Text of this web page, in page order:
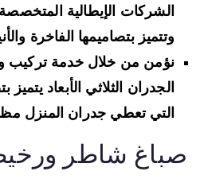
الشركات الإيطالية المتخصصة
وتتميز بتصاميمها الفاخرة
نؤمن من خلال خدمة تركيب
الجدران الثلاثي الأبعاد يتميز
التي تعطي جدران المنزل مظهرًا
شاطر